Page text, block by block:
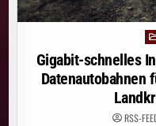
in
Gigabit-schnelles
Datenautobahnen
RSS-